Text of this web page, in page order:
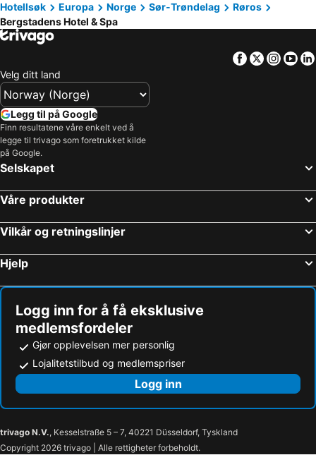
Hotellsøk
Europa Norge Sør-Trøndelag
Røros
Bergstadens Hotel & Spa
Facebook
Twitter
Velg ditt land
Legg til på Google
Finn resultatene våre enkelt ved å
legge til trivago som foretrukket kilde
på Google.
Selskapet
Våre produkter
Vilkår og retningslinjer
Hjelp
Logg inn for å få eksklusive
medlemsfordeler
Gjør opplevelsen mer personlig
Lojalitetstilbud og medlemspriser
Logg inn
trivago N.V., Kesselstraße 5 – 7, 40221 Düsseldorf, Tyskland
Copyright 2026 trivago | Alle rettigheter forbeholdt.